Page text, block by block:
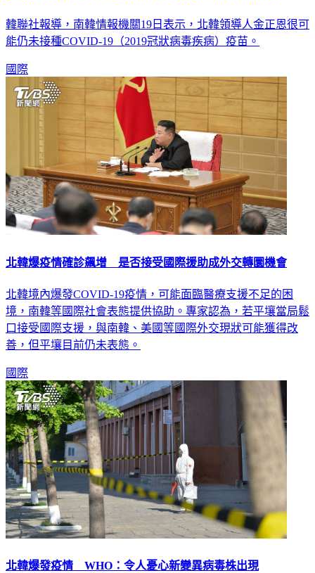
韓聯社報導，南韓情報機關19日表示，北韓領導人金正恩很可
能仍未接種COVID-19（2019冠狀病毒疾病）疫苗。
國際
北韓爆疫情確診飆增 是否接受國際援助成外交轉圜機會
北韓境內爆發COVID-19疫情，可能面臨醫療支援不足的困
境，南韓等國際社會表態提供協助。專家認為，若平壤當局鬆
口接受國際支援，與南韓、美國等國際外交現狀可能獲得改
善，但平壤目前仍未表態。
國際
北韓爆發疫情 WHO：令人憂心新變異病毒株出現